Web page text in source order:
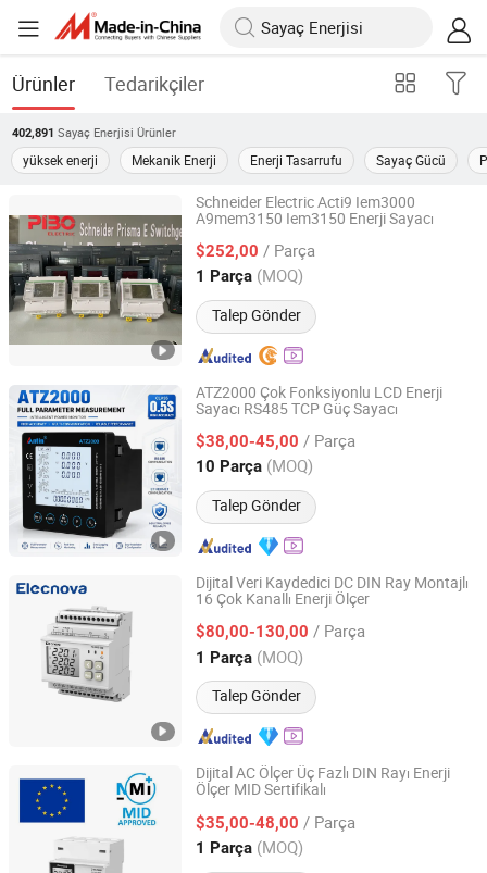
Ürünler Tedarikçiler
402,891 Sayaç Enerjisi Ürünler
yüksek enerji Mekanik Enerji Enerji Tasarrufu Sayaç Gücü
Schneider Electric Acti9 Iem3000
A9mem3150 Iem3150 Enerji Sayacı
$252,00 / Parça
1 Parça (MOQ)
Talep Gönder
Shanghai People electric industrial Co., Ltd.
Shanghai, China Fiyat 2021
ATZ2000 Çok Fonksiyonlu LCD Enerji
Sayacı RS485 TCP Güç Sayacı
$38,00-45,00 / Parça
10 Parça (MOQ)
Talep Gönder
Hangzhou Antin Power Technology Co., Ltd.
Zhejiang, China Fiyat 2022
Dijital Veri Kaydedici DC DIN Ray Montajlı
16 Çok Kanallı Enerji Ölçer
$80,00-130,00 / Parça
1 Parça (MOQ)
Talep Gönder
Jiangsu Sfere Electric Co., Ltd.
Jiangsu, China Fiyat 2023
Dijital AC Ölçer Üç Fazlı DIN Rayı Enerji
Ölçer MID Sertifikalı
$35,00-48,00 / Parça
1 Parça (MOQ)
Jiangsu Sfere Electric Co., Ltd.
Jiangsu, China Fiyat 2023